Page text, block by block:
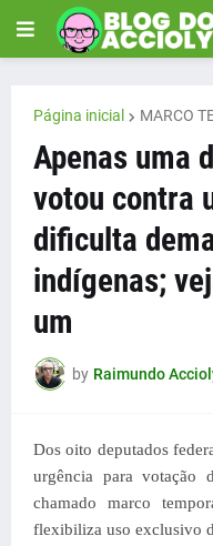
Página inicial MARCO
Apenas uma
votou contra
dificulta
indígenas;
um
by Raimundo
Dos oito deputados
urgência para
chamado marco
flexibiliza uso exclusivo